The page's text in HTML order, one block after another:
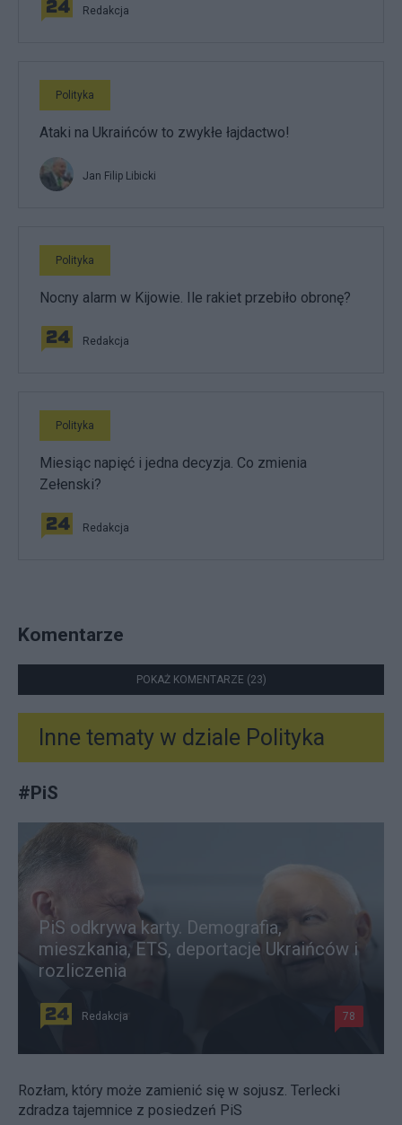
Redakcja
Polityka
Ataki na Ukraińców to zwykłe łajdactwo!
Jan Filip Libicki
Polityka
Nocny alarm w Kijowie. Ile rakiet przebiło obronę?
Redakcja
Polityka
Miesiąc napięć i jedna decyzja. Co zmienia
Zełenski?
Redakcja
Komentarze
POKAŻ KOMENTARZE (23)
Inne tematy w dziale Polityka
#PiS
PiS odkrywa karty. Demografia,
mieszkania, ETS, deportacje Ukraińców i
rozliczenia
Redakcja 78
Rozłam, który może zamienić się w sojusz. Terlecki
zdradza tajemnice z posiedzeń PiS